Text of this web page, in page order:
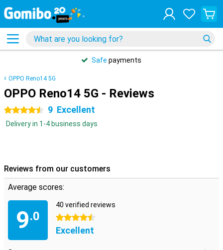
Safe payments
OPPO Reno14 5G
OPPO Reno14 5G - Reviews
4.5 stars 9 Excellent
Delivery in 1-4 business days
Reviews from our customers
Average scores:
9.0
40 verified reviews
4.5 stars
Excellent